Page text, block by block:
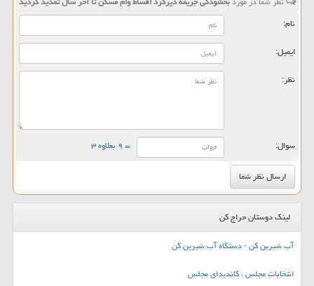
نام:
ایمیل:
نظر:
سوال: = ۹ بعلاوه ۳
لینک دوستان حراج کن
آب شیرین کن - دستگاه آب شیرین کن
انتخابات مجلس ، کاندیدای مجلس